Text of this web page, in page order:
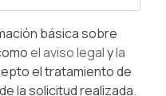
asi comoel aviso legalyla
el tratamiento de
la solicitud realizada.